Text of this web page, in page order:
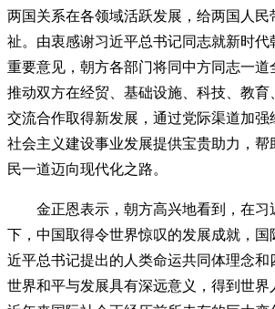
两国关系在各领域活跃发展，给两国人民
祉。由衷感谢习近平总书记同志就新时代
重要意见，朝方各部门将同中方同志一道
推动双方在经贸、基础设施、科技、教育
交流合作取得新发展，通过党际渠道加强
社会主义建设事业发展提供宝贵助力，帮
民一道迈向现代化之路。
金正恩表示，朝方高兴地看到，在习
下，中国取得令世界惊叹的发展成就，国
近平总书记提出的人类命运共同体理念和
世界和平与发展具有深远意义，得到世界